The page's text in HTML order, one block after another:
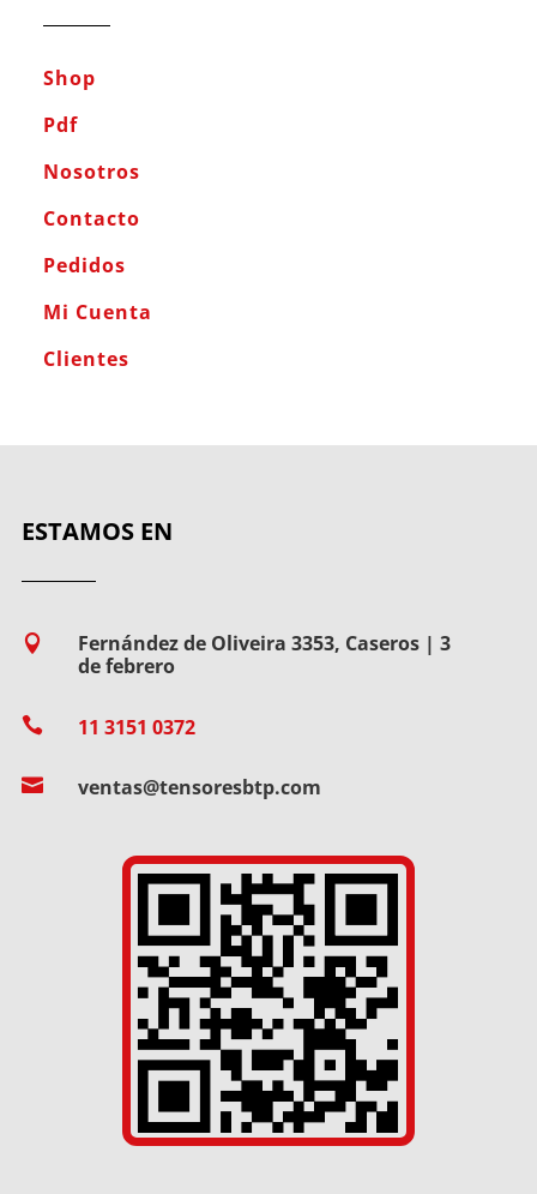
Shop
Pdf
Nosotros
Contacto
Pedidos
Mi Cuenta
Clientes
ESTAMOS EN

Fernández de Oliveira 3353, Caseros | 3
de febrero
 11 3151 0372
 ventas@tensoresbtp.com